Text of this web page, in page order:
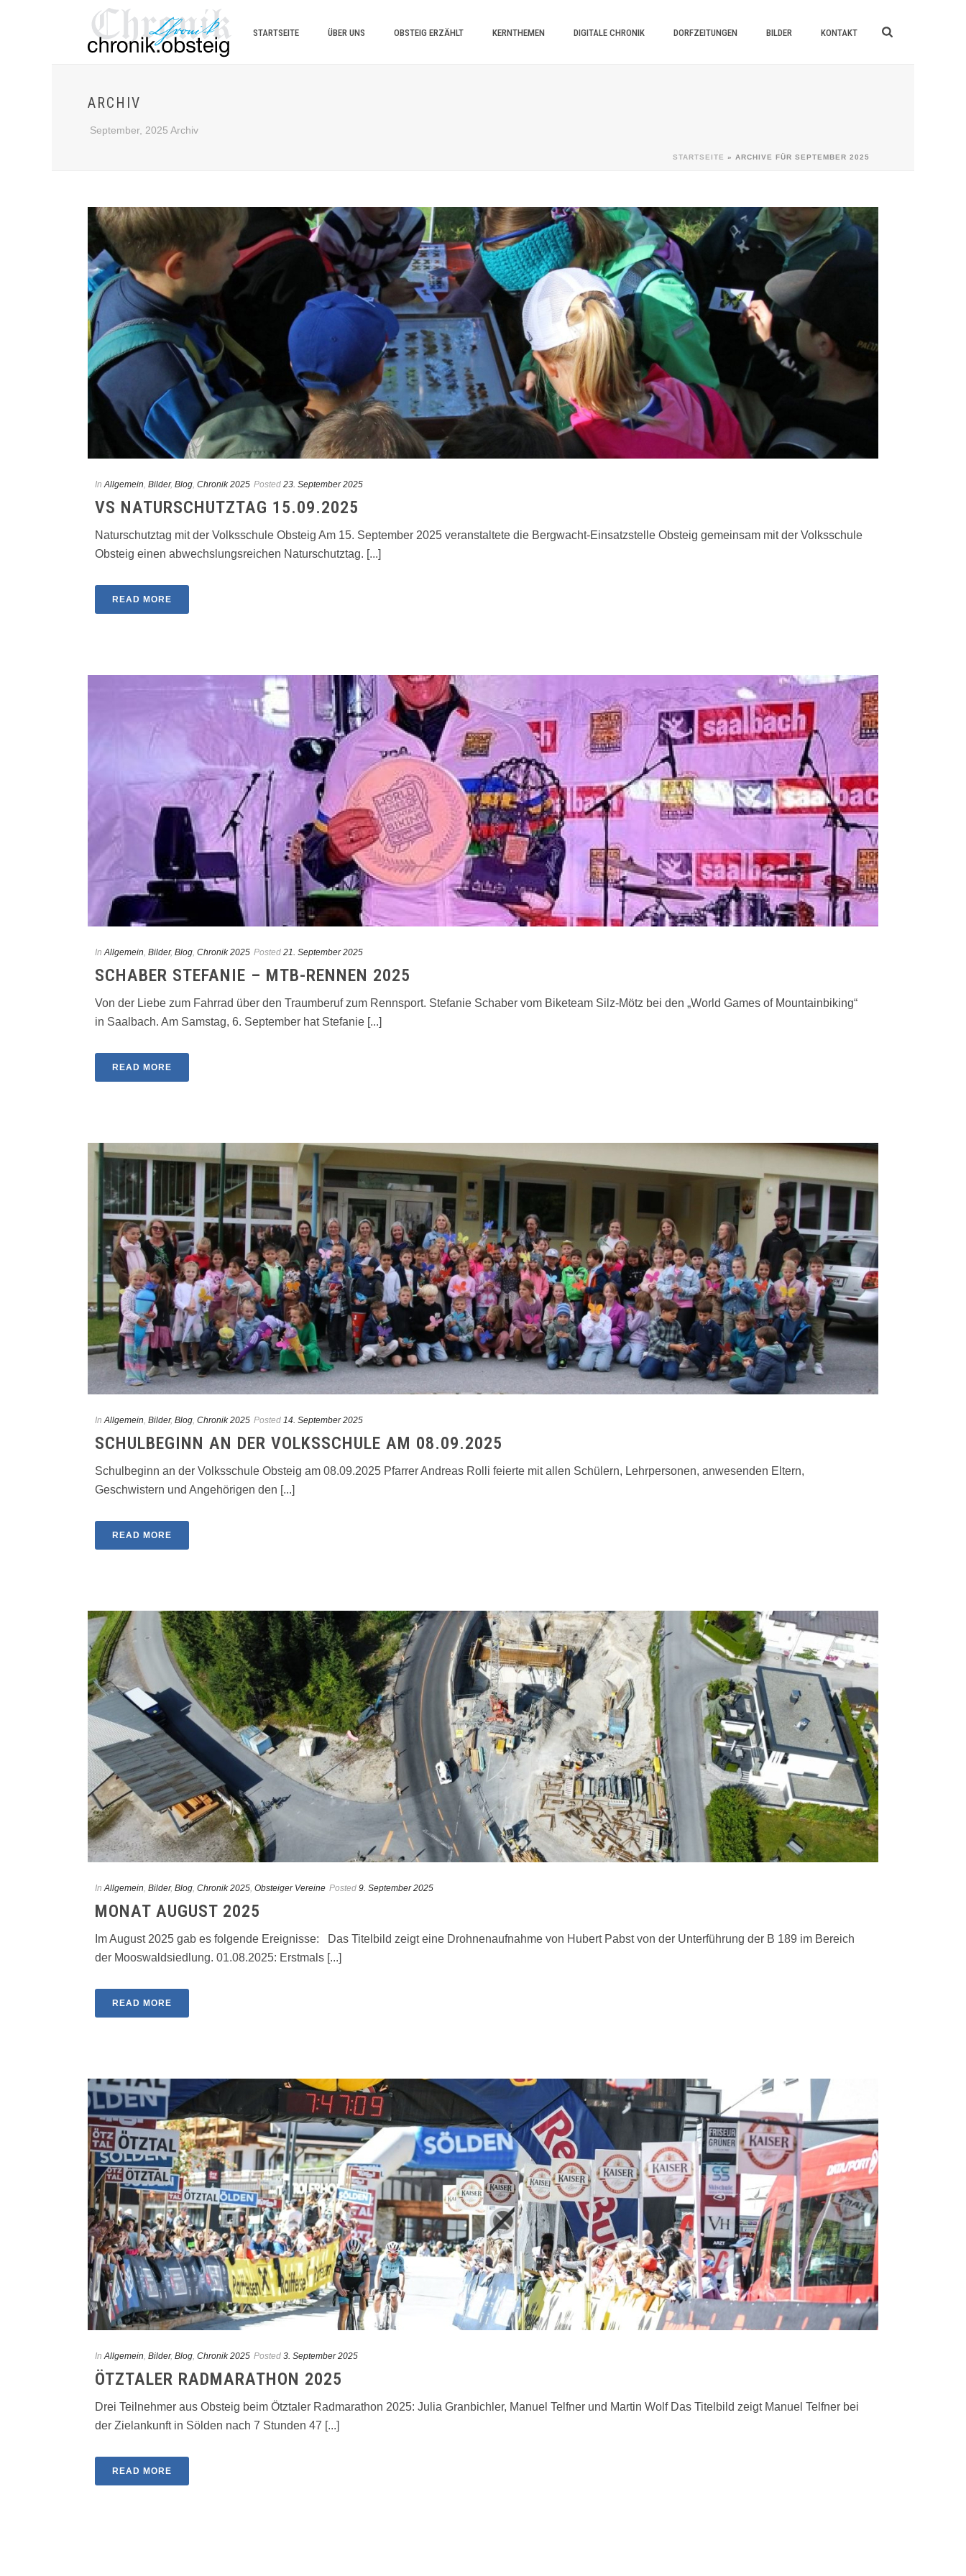
STARTSEITE ÜBER UNS OBSTEIG ERZÄHLT KERNTHEMEN DIGITALE CHRONIK DORFZEITUNGEN BILDER KONTAKT
ARCHIV
September, 2025 Archiv
STARTSEITE » ARCHIVE FÜR SEPTEMBER 2025
In Allgemein, Bilder, Blog, Chronik 2025 Posted 23. September 2025
VS NATURSCHUTZTAG 15.09.2025
Naturschutztag mit der Volksschule Obsteig Am 15. September 2025 veranstaltete die Bergwacht-Einsatzstelle Obsteig gemeinsam mit der Volksschule
Obsteig einen abwechslungsreichen Naturschutztag. [...]
READ MORE
In Allgemein, Bilder, Blog, Chronik 2025 Posted 21. September 2025
SCHABER STEFANIE – MTB-RENNEN 2025
Von der Liebe zum Fahrrad über den Traumberuf zum Rennsport. Stefanie Schaber vom Biketeam Silz-Mötz bei den „World Games of Mountainbiking“
in Saalbach. Am Samstag, 6. September hat Stefanie [...]
READ MORE
In Allgemein, Bilder, Blog, Chronik 2025 Posted 14. September 2025
SCHULBEGINN AN DER VOLKSSCHULE AM 08.09.2025
Schulbeginn an der Volksschule Obsteig am 08.09.2025 Pfarrer Andreas Rolli feierte mit allen Schülern, Lehrpersonen, anwesenden Eltern,
Geschwistern und Angehörigen den [...]
READ MORE
In Allgemein, Bilder, Blog, Chronik 2025, Obsteiger Vereine Posted 9. September 2025
MONAT AUGUST 2025
Im August 2025 gab es folgende Ereignisse: Das Titelbild zeigt eine Drohnenaufnahme von Hubert Pabst von der Unterführung der B 189 im Bereich
der Mooswaldsiedlung. 01.08.2025: Erstmals [...]
READ MORE
In Allgemein, Bilder, Blog, Chronik 2025 Posted 3. September 2025
ÖTZTALER RADMARATHON 2025
Drei Teilnehmer aus Obsteig beim Ötztaler Radmarathon 2025: Julia Granbichler, Manuel Telfner und Martin Wolf Das Titelbild zeigt Manuel Telfner bei
der Zielankunft in Sölden nach 7 Stunden 47 [...]
READ MORE